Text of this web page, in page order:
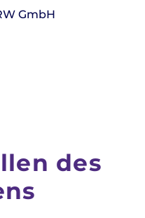
GmbH
des